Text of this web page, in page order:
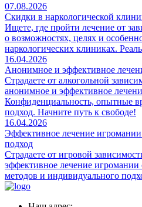
07.08.2026
Скидки в наркологической
Ищете, где пройти лечение от
о возможностях, целях и
наркологических клиниках.
16.04.2026
Анонимное и эффективное
Страдаете от алкогольной
анонимное и эффективное
Конфиденциальность, опытные
подход. Начните путь к свободе!
16.04.2026
Эффективное лечение
подход
Страдаете от игровой
эффективное лечение
методов и индивидуального